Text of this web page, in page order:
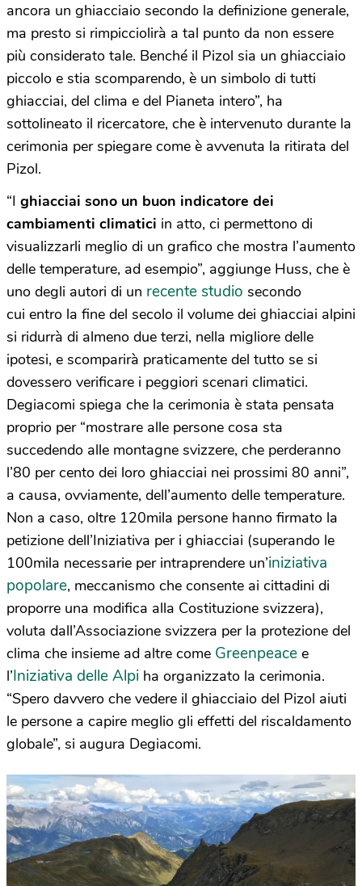
ancora un ghiacciaio secondo la definizione generale,
ma presto si rimpicciolirà a tal punto da non essere
più considerato tale. Benché il Pizol sia un ghiacciaio
piccolo e stia scomparendo, è un simbolo di tutti
ghiacciai, del clima e del Pianeta intero”, ha
sottolineato il ricercatore, che è intervenuto durante la
cerimonia per spiegare come è avvenuta la ritirata del
Pizol.
“I ghiacciai sono un buon indicatore dei
cambiamenti climatici in atto, ci permettono di
visualizzarli meglio di un grafico che mostra l’aumento
delle temperature, ad esempio”, aggiunge Huss, che è
uno degli autori di un recente studio secondo
cui entro la fine del secolo il volume dei ghiacciai alpini
si ridurrà di almeno due terzi, nella migliore delle
ipotesi, e scomparirà praticamente del tutto se si
dovessero verificare i peggiori scenari climatici.
Degiacomi spiega che la cerimonia è stata pensata
proprio per “mostrare alle persone cosa sta
succedendo alle montagne svizzere, che perderanno
l’80 per cento dei loro ghiacciai nei prossimi 80 anni”,
a causa, ovviamente, dell’aumento delle temperature.
Non a caso, oltre 120mila persone hanno firmato la
petizione dell’Iniziativa per i ghiacciai (superando le
100mila necessarie per intraprendere un’iniziativa
popolare, meccanismo che consente ai cittadini di
proporre una modifica alla Costituzione svizzera),
voluta dall’Associazione svizzera per la protezione del
clima che insieme ad altre come Greenpeace e
l’Iniziativa delle Alpi ha organizzato la cerimonia.
“Spero davvero che vedere il ghiacciaio del Pizol aiuti
le persone a capire meglio gli effetti del riscaldamento
globale”, si augura Degiacomi.